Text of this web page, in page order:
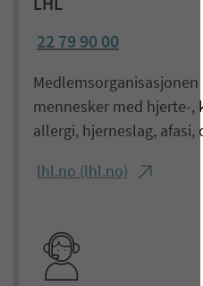
LHL
22 79 90 00
mennesker med hjerte-,
allergi, hjerneslag, afasi,
lhl.no (lhl.no)